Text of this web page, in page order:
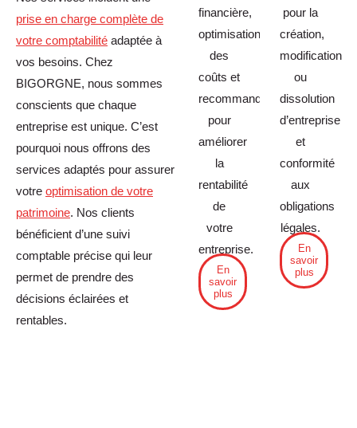
prise en charge complète de
votre comptabilité adaptée à
vos besoins. Chez
BIGORGNE, nous sommes
conscients que chaque
entreprise est unique. C’est
pourquoi nous offrons des
services adaptés pour assurer
votre optimisation de votre
patrimoine. Nos clients
bénéficient d’une suivi
comptable précise qui leur
permet de prendre des
décisions éclairées et
rentables.
financière,
optimisation
des
coûts et
recommandations
pour
améliorer
la
rentabilité
de
votre
entreprise.
En
savoir
plus
pour la
création,
modification
ou
dissolution
d’entreprise
et
conformité
aux
obligations
légales.
En
savoir
plus